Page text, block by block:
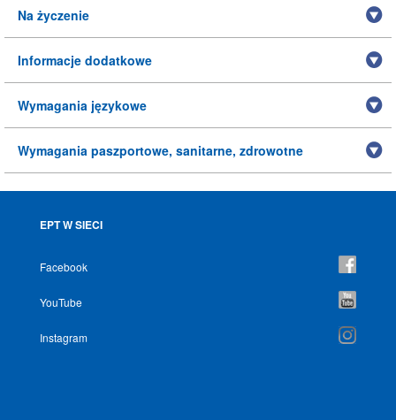
Na życzenie
Informacje dodatkowe
Wymagania językowe
Wymagania paszportowe, sanitarne, zdrowotne
EPT W SIECI
Facebook
YouTube
Instagram